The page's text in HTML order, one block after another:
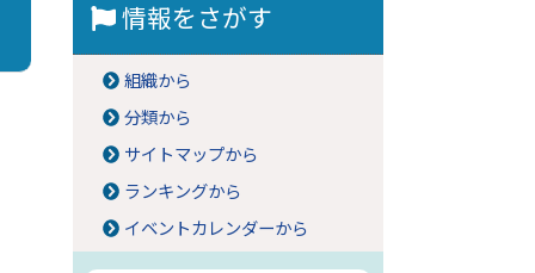
情報をさがす
組織から
分類から
サイトマップから
ランキングから
イベントカレンダーから